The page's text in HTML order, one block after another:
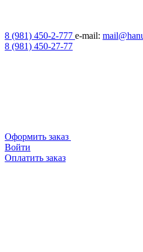
8 (981) 450-2-777 e-mail:
8 (981) 450-27-77
Оформить заказ
Войти
Оплатить заказ